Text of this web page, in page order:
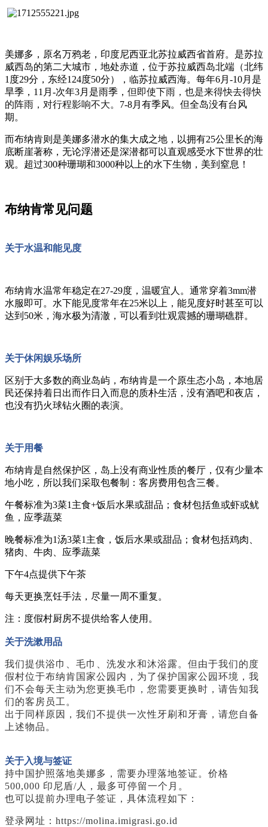
美娜多，原名万鸦老，印度尼西亚北苏拉威西省首府。是苏拉
威西岛的第二大城市，地处赤道，位于苏拉威西岛北端（北纬
1度29分，东经124度50分），临苏拉威西海。每年6月-10月是
旱季，11月-次年3月是雨季， 但即使下雨，也是来得快去得快
的阵雨，对行程影响不大。 7-8月有季风。但全岛没有台风
期。
而布纳肯则是美娜多潜水的集大成之地，以拥有25公里长的海
底断崖著称，无论浮潜还是深潜都可以直观感受水下世界的壮
观。超过300种珊瑚和3000种以上的水下生物，美到窒息！
布纳肯常见问题
关于水温和能见度
布纳肯水温常年稳定在27-29度，温暖宜人。通常穿着3mm潜
水服即可。水下能见度常年在25米以上，能见度好时甚至可以
达到50米，海水极为清澈，可以看到壮观震撼的珊瑚礁群。
关于休闲娱乐场所
区别于大多数的商业岛屿，布纳肯是一个原生态小岛，本地居
民还保持着日出而作日入而息的质朴生活，没有酒吧和夜店，
也没有扔火球钻火圈的表演。
关于用餐
布纳肯是自然保护区，岛上没有商业性质的餐厅，仅有少量本
地小吃，所以我们采取包餐制：客房费用包含三餐。
午餐标准为3菜1主食+饭后水果或甜品；食材包括鱼或虾或鱿
鱼，应季蔬菜
晚餐标准为1汤3菜1主食，饭后水果或甜品；食材包括鸡肉、
猪肉、牛肉、应季蔬菜
下午4点提供下午茶
每天更换烹饪手法，尽量一周不重复。
注：度假村厨房不提供给客人使用。
关于洗漱用品
我们提供浴巾、毛巾、洗发水和沐浴露。但由于我们的度
假村位于布纳肯国家公园内，为了保护国家公园环境，我
们不会每天主动为您更换毛巾，您需要更换时，请告知我
们的客房员工。
出于同样原因，我们不提供一次性牙刷和牙膏，请您自备
上述物品。
关于入境与签证
持中国护照落地美娜多，需要办理落地签证。价格
500,000 印尼盾/人，最多可停留一个月。
也可以提前办理电子签证，具体流程如下：
登录网址：https://molina.imigrasi.go.id